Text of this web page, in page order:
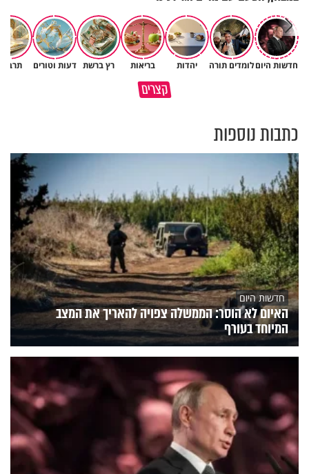
חדשות היוםלומדים תורה יהדות בריאות רץ ברשת דעות וטורים
קצריםמדוע האמונה נמשלה למלח?
גם ׳הרע׳ זה הרחמים של בורא
כתבות נוספות
חדשות היום
האיום לא הוסר: הממשלה צפויה להאריך את המצב
המיוחד בעורף